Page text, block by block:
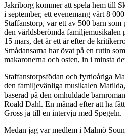
Jakriborg kommer att spela hem till
i september, ett evenemang värt 8
Staffanstorp, var ett av 500 barn
den världsberömda familjemusikalen
15 mars, det är ett år efter de
Smådansarna har övat på en rutin
makaronerna och osten, in i minsta
Staffanstorpsfödan och fyrtioåriga
den familjevänliga musikalen
baserad på den omhuldade
Roald Dahl. En månad efter att ha
Gross ja till en intervju med Spegeln.
Medan jag var medlem i Malmö